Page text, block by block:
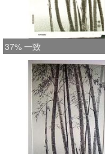
37% 一致